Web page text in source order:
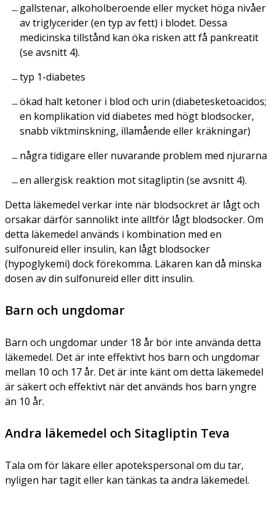
gallstenar, alkoholberoende eller mycket höga nivåer
av triglycerider (en typ av fett) i blodet. Dessa
medicinska tillstånd kan öka risken att få pankreatit
(se avsnitt 4).
typ 1-diabetes
ökad halt ketoner i blod och urin (diabetesketoacidos;
en komplikation vid diabetes med högt blodsocker,
snabb viktminskning, illamående eller kräkningar)
några tidigare eller nuvarande problem med njurarna
en allergisk reaktion mot sitagliptin (se avsnitt 4).
Detta läkemedel verkar inte när blodsockret är lågt och
orsakar därför sannolikt inte alltför lågt blodsocker. Om
detta läkemedel används i kombination med en
sulfonureid eller insulin, kan lågt blodsocker
(hypoglykemi) dock förekomma. Läkaren kan då minska
dosen av din sulfonureid eller ditt insulin.
Barn och ungdomar
Barn och ungdomar under 18 år bör inte använda detta
läkemedel. Det är inte effektivt hos barn och ungdomar
mellan 10 och 17 år. Det är inte känt om detta läkemedel
är säkert och effektivt när det används hos barn yngre
än 10 år.
Andra läkemedel och Sitagliptin Teva
Tala om för läkare eller apotekspersonal om du tar,
nyligen har tagit eller kan tänkas ta andra läkemedel.